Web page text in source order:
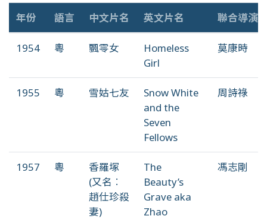
年份 語言 中文片名 英文片名 聯合導演
1954 粵 飄零女
Homeless
Girl
莫康時
1955 粵 雪姑七友
Snow White
and the
Seven
Fellows
周詩祿
1957 粵
香羅塚
(又名︰
趙仕珍殺
妻)
The
Beauty’s
Grave aka
Zhao
馮志剛